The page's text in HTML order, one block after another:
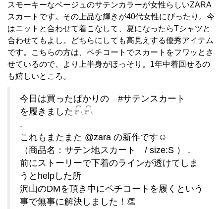
スモーキーなベージュのサテンカラーが女性らしいZARA
スカートです。その上品な輝きが40代女性にぴったり。今
はニットと合わせて着こなして、夏になったらTシャツと
合わせてもよし。どちらにしても高見えする優秀アイテム
です。こちらの方は、ペチコートでスカートをフワッとさ
せているので、より上半身がほっそり。1年中着回せるの
も嬉しいところ。
今日は買ったばかりの #サテンスカート
を履きました𓍯𓍯
.
これもまたまた @zara の新作です☺︎
（商品名：サテン地スカート / size:S ） .
前にストーリーで下着のラインが透けてしま
うとhelpした所
沢山のDMを頂き中にペチコートを履くという
事で無事に解決しました！👏